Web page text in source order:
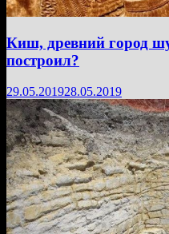
Киш, древний город
построил?
29.05.201928.05.2019